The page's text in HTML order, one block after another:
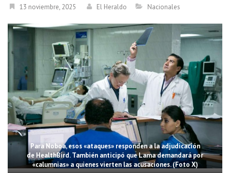
13 noviembre, 2025 El Heraldo Nacionales
Para Noboa, esos «ataques» responden a la adjudicación
de HealthBird. También anticipó que Lama demandará por
«calumnias» a quienes vierten las acusaciones. (Foto X)